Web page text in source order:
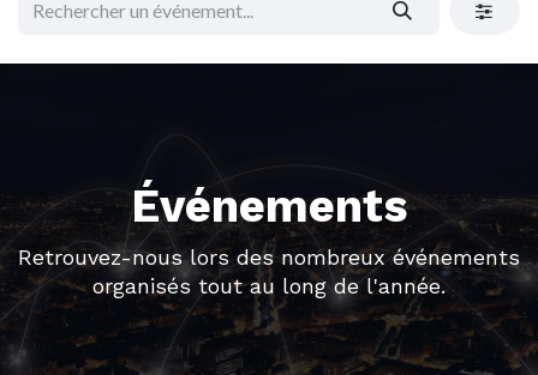
Événements
Retrouvez-nous lors des nombreux événements
organisés tout au long de l'année.